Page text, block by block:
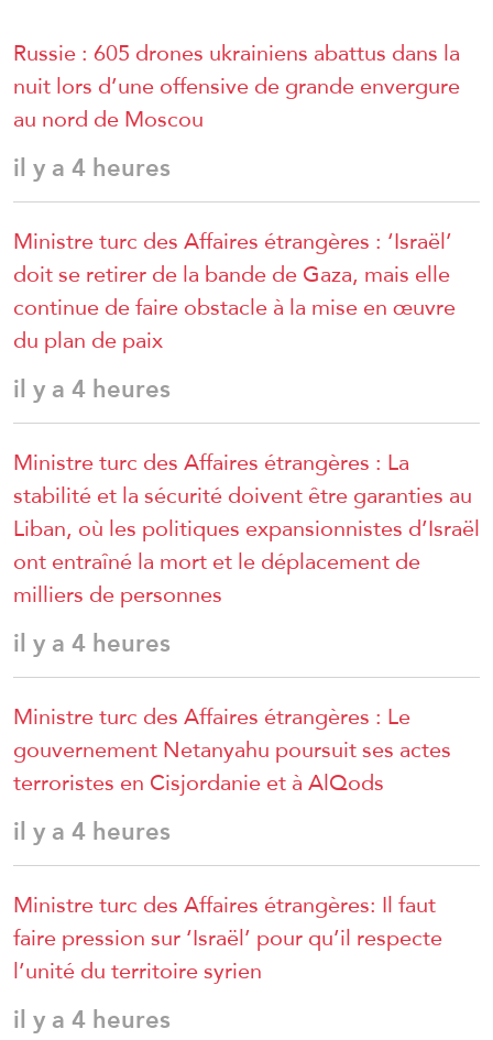
Russie : 605 drones ukrainiens abattus dans la
nuit lors d’une offensive de grande envergure
au nord de Moscou
il y a 4 heures
Ministre turc des Affaires étrangères : ‘Israël’
doit se retirer de la bande de Gaza, mais elle
continue de faire obstacle à la mise en œuvre
du plan de paix
il y a 4 heures
Ministre turc des Affaires étrangères : La
stabilité et la sécurité doivent être garanties au
Liban, où les politiques expansionnistes d’Israël
ont entraîné la mort et le déplacement de
milliers de personnes
il y a 4 heures
Ministre turc des Affaires étrangères : Le
gouvernement Netanyahu poursuit ses actes
terroristes en Cisjordanie et à AlQods
il y a 4 heures
Ministre turc des Affaires étrangères: Il faut
faire pression sur ‘Israël’ pour qu’il respecte
l’unité du territoire syrien
il y a 4 heures